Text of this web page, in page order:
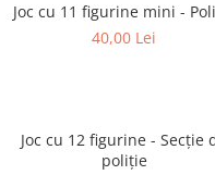
Joc cu 11 figurine mini -
40,00 Lei
Joc cu 12 figurine - Secție
poliție